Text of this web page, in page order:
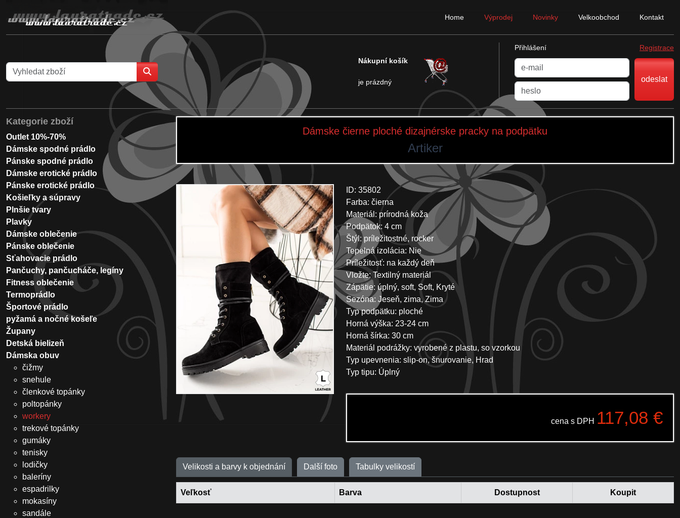
Home Výprodej Novinky Velkoobchod Kontakt
Nákupní košík
je prázdný
Přihlášení Registrace
odeslat
Dámske čierne ploché dizajnérske pracky na podpätku
Artiker
ID: 35802
Farba: čierna
Materiál: prírodná koža
Podpätok: 4 cm
Štýl: príležitostné, rocker
Tepelná izolácia: Nie
Príležitosť: na každý deň
Vložte: Textilný materiál
Zápätie: úplný, soft, Soft, Kryté
Sezóna: Jeseň, zima, Zima
Typ podpätku: ploché
Horná výška: 23-24 cm
Horná šírka: 30 cm
Materiál podrážky: vyrobené z plastu, so vzorkou
Typ upevnenia: slip-on, šnurovanie, Hrad
Typ tipu: Úplný
cena s DPH 117,08 €
Velikosti a barvy k objednání Další foto Tabulky velikostí
Veľkosť Barva Dostupnost Koupit
Kategorie zboží
Outlet 10%-70%
Dámske spodné prádlo
Pánske spodné prádlo
Dámske erotické prádlo
Pánske erotické prádlo
Košieľky a súpravy
Plnšie tvary
Plavky
Dámske oblečenie
Pánske oblečenie
Sťahovacie prádlo
Pančuchy, pančucháče, legíny
Fitness oblečenie
Termoprádlo
Športové prádlo
pyžamá a nočné košeľe
Župany
Detská bielizeň
Dámska obuv
čižmy
snehule
členkové topánky
poltopánky
workery
trekové topánky
gumáky
tenisky
lodičky
baleríny
espadrilky
mokasíny
sandále